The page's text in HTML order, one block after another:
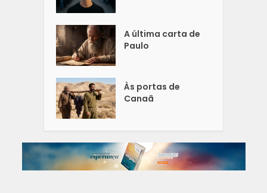
A última carta de
Paulo
Às portas de
Canaã